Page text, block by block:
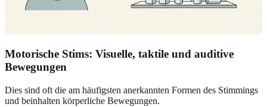
Motorische Stims: Visuelle, taktile und auditive
Bewegungen
Dies sind oft die am häufigsten anerkannten Formen des Stimmings
und beinhalten körperliche Bewegungen.